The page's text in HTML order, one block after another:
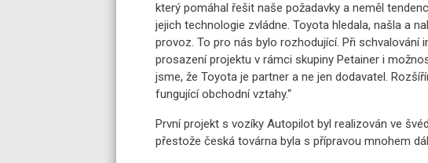
který pomáhal řešit naše požadavky a neměl
jejich technologie zvládne. Toyota hledala, našla a
provoz. To pro nás bylo rozhodující. Při schvalování
prosazení projektu v rámci skupiny Petainer i
jsme, že Toyota je partner a ne jen dodavatel.
fungující obchodní vztahy.“
První projekt s vozíky Autopilot byl realizován ve
přestože česká továrna byla s přípravou mnohem